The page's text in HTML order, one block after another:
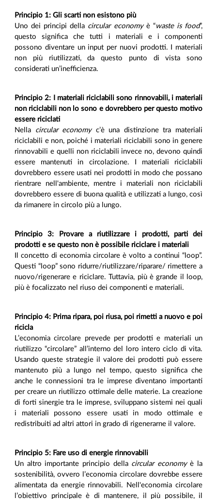
Principio 1: Gli scarti non esistono più
Uno dei principi della circular economyè “waste is food”,
questo significa che tutti i materiali e i componenti
possono diventare un input per nuovi prodotti. I materiali
non più riutilizzati, da questo punto di vista sono
considerati un’inefficienza.
Principio 2: I materiali riciclabili sono rinnovabili, i materiali
non riciclabili non lo sono e dovrebbero per questo motivo
essere riciclati
Nella circular economyc’è una distinzione tra materiali
riciclabili e non, poiché i materiali riciclabili sono in genere
rinnovabili e quelli non riciclabili invece no, devono quindi
essere mantenuti in circolazione. I materiali riciclabili
dovrebbero essere usati nei prodotti in modo che possano
rientrare nell'ambiente, mentre i materiali non riciclabili
dovrebbero essere di buona qualità e utilizzati a lungo, così
da rimanere in circolo più a lungo.
Principio 3: Provare a riutilizzare i prodotti, parti dei
prodotti e se questo non è possibile riciclare i materiali
Il concetto di economia circolare è volto a continui “loop”.
Questi “loop” sono ridurre/riutilizzare/riparare/ rimettere a
nuovo/rigenerare e riciclare. Tuttavia, più è grande il loop,
più è focalizzato nel riuso dei componenti e materiali.
Principio 4: Prima ripara, poi riusa, poi rimetti a nuovo e poi
ricicla
L’economia circolare prevede per prodotti e materiali un
riutilizzo “circolare” all’interno del loro intero ciclo di vita.
Usando queste strategie il valore dei prodotti può essere
mantenuto più a lungo nel tempo, questo significa che
anche le connessioni tra le imprese diventano importanti
per creare un riutilizzo ottimale delle materie. La creazione
di forti sinergie tra le imprese, sviluppano sistemi nei quali
i materiali possono essere usati in modo ottimale e
redistribuiti ad altri attori in grado di rigenerarne il valore.
Principio 5: Fare uso di energie rinnovabili
Un altro importante principio della circular economyè la
sostenibilità, ovvero l’economia circolare dovrebbe essere
alimentata da energie rinnovabili. Nell'economia circolare
l’obiettivo principale è di mantenere, il più possibile, il